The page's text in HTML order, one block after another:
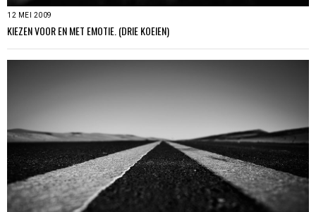
12 MEI 2009
KIEZEN VOOR EN MET EMOTIE. (DRIE KOEIEN)